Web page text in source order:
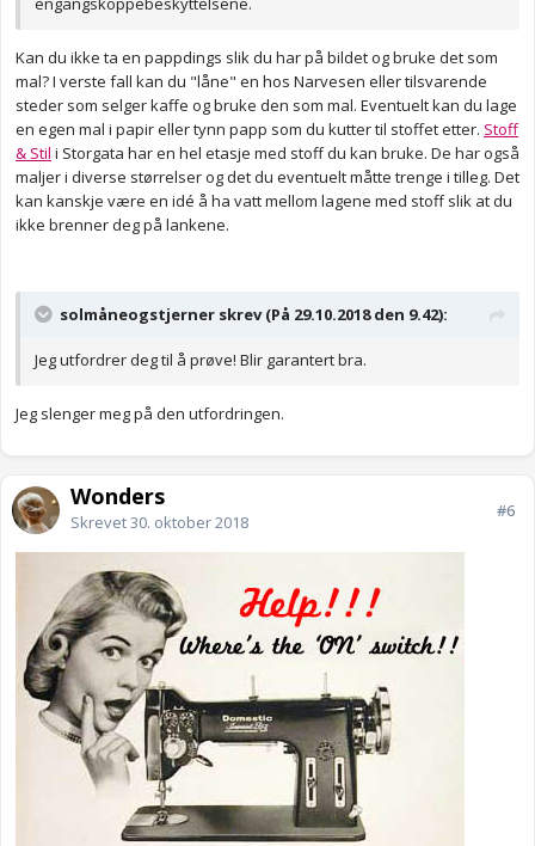
Kan du ikke ta en pappdings slik du har på bildet og bruke det som
mal? I verste fall kan du "låne" en hos Narvesen eller tilsvarende
steder som selger kaffe og bruke den som mal. Eventuelt kan du lage
en egen mal i papir eller tynn papp som du kutter til stoffet etter. Stoff
& Stil i Storgata har en hel etasje med stoff du kan bruke. De har også
maljer i diverse størrelser og det du eventuelt måtte trenge i tilleg. Det
kan kanskje være en idé å ha vatt mellom lagene med stoff slik at du
ikke brenner deg på lankene.
solmåneogstjerner skrev (På 29.10.2018 den 9.42):
Jeg utfordrer deg til å prøve! Blir garantert bra.
Jeg slenger meg på den utfordringen.
Wonders
Skrevet30. oktober 2018
#6